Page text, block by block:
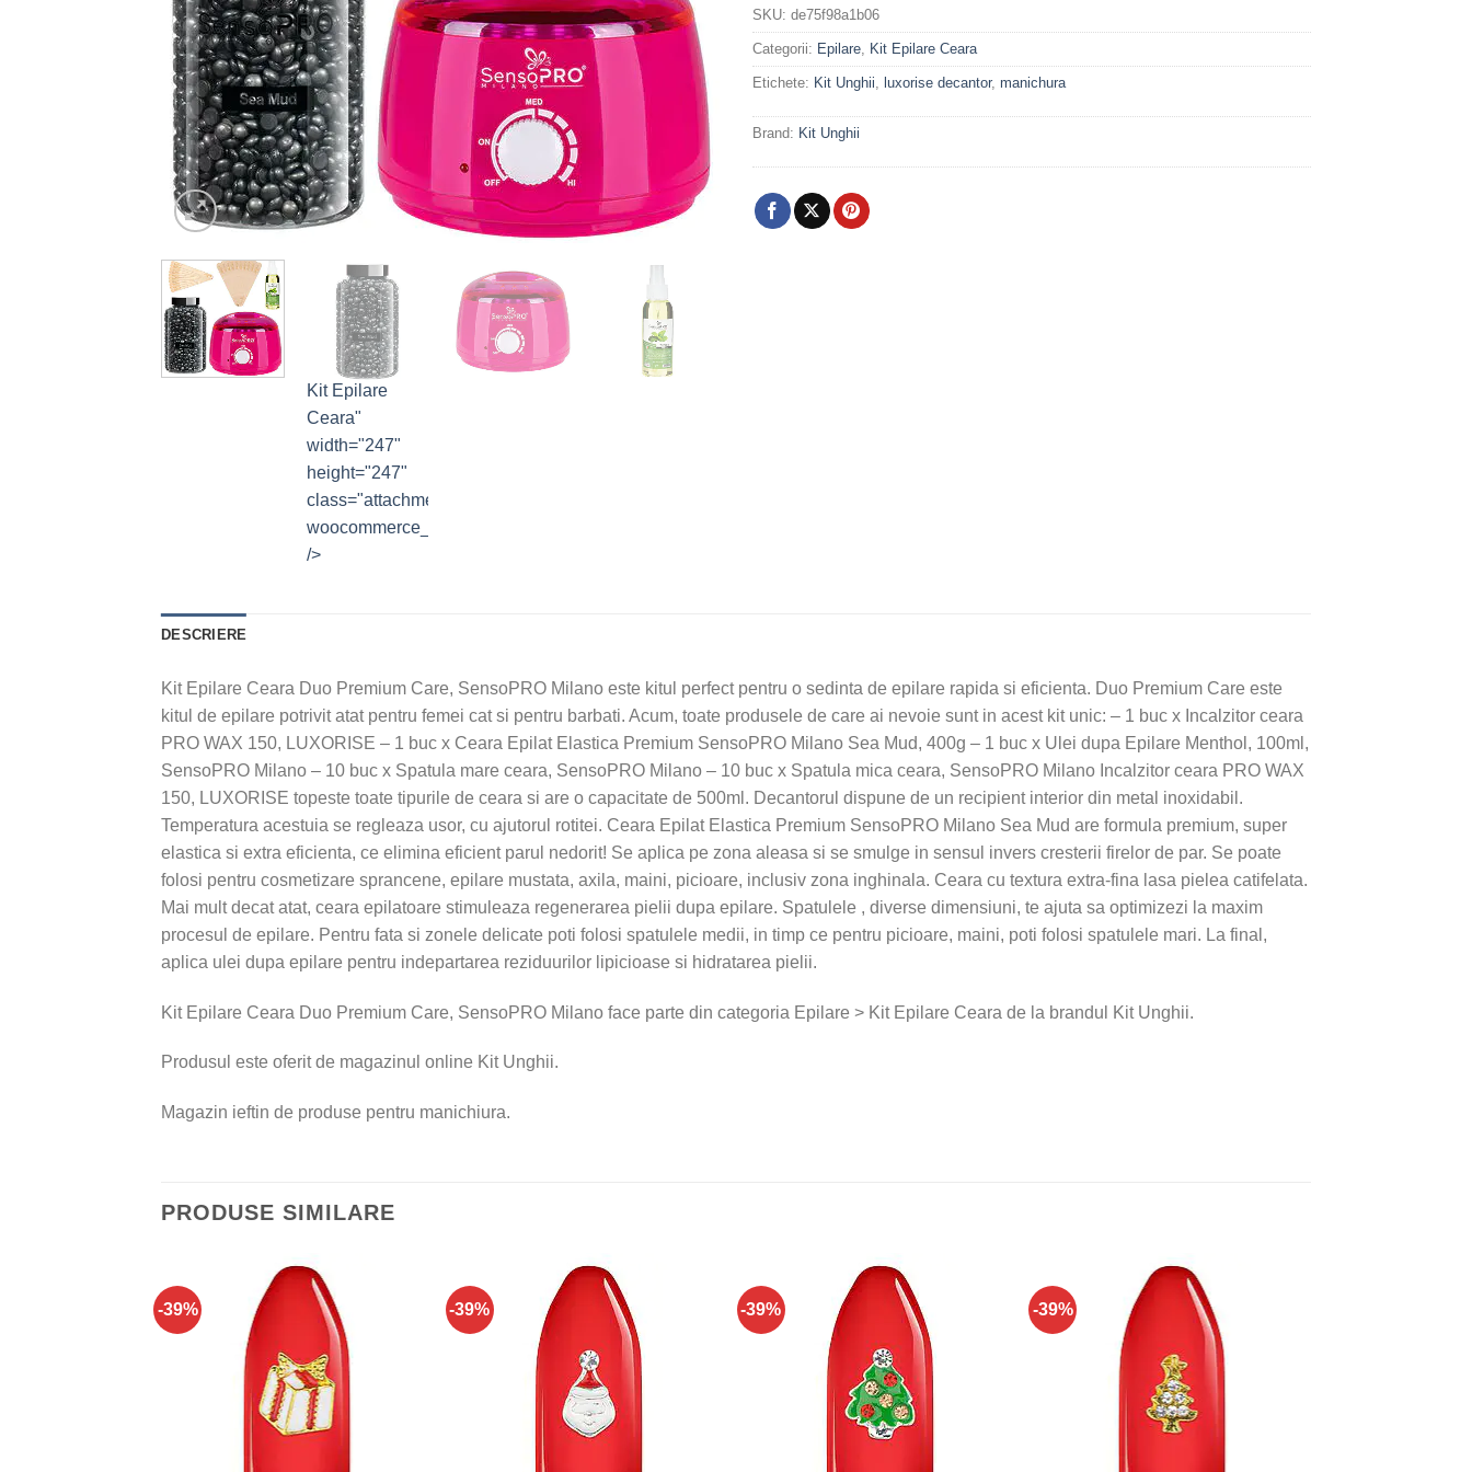
Kit Epilare
Ceara"
width="247"
height="247"
class="attachment-
woocommerce_thumbnail"
/>
SKU: de75f98a1b06
Categorii: Epilare Kit Epilare Ceara
Etichete: Kit Unghii luxorise decantor, manichura
Brand: Kit Unghii
DESCRIERE
Kit Epilare Ceara Duo Premium Care, SensoPRO Milano este kitul perfect pentru o sedinta de epilare rapida si eficienta. Duo Premium Care este
kitul de epilare potrivit atat pentru femei cat si pentru barbati. Acum, toate produsele de care ai nevoie sunt in acest kit unic: – 1 buc x Incalzitor ceara
PRO WAX 150, LUXORISE – 1 buc x Ceara Epilat Elastica Premium SensoPRO Milano Sea Mud, 400g – 1 buc x Ulei dupa Epilare Menthol, 100ml,
SensoPRO Milano – 10 buc x Spatula mare ceara, SensoPRO Milano – 10 buc x Spatula mica ceara, SensoPRO Milano Incalzitor ceara PRO WAX
150, LUXORISE topeste toate tipurile de ceara si are o capacitate de 500ml. Decantorul dispune de un recipient interior din metal inoxidabil.
Temperatura acestuia se regleaza usor, cu ajutorul rotitei. Ceara Epilat Elastica Premium SensoPRO Milano Sea Mud are formula premium, super
elastica si extra eficienta, ce elimina eficient parul nedorit! Se aplica pe zona aleasa si se smulge in sensul invers cresterii firelor de par. Se poate
folosi pentru cosmetizare sprancene, epilare mustata, axila, maini, picioare, inclusiv zona inghinala. Ceara cu textura extra-fina lasa pielea catifelata.
Mai mult decat atat, ceara epilatoare stimuleaza regenerarea pielii dupa epilare. Spatulele , diverse dimensiuni, te ajuta sa optimizezi la maxim
procesul de epilare. Pentru fata si zonele delicate poti folosi spatulele medii, in timp ce pentru picioare, maini, poti folosi spatulele mari. La final,
aplica ulei dupa epilare pentru indepartarea reziduurilor lipicioase si hidratarea pielii.
Kit Epilare Ceara Duo Premium Care, SensoPRO Milano face parte din categoria Epilare > Kit Epilare Ceara de la brandul Kit Unghii.
Produsul este oferit de magazinul online Kit Unghii.
Magazin ieftin de produse pentru manichiura.
PRODUSE SIMILARE
-39% -39% -39% -39%